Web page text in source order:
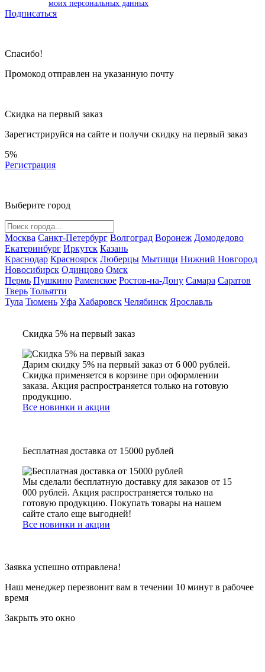
моих персональных данных
Подписаться
Спасибо!
Промокод отправлен на указанную почту
Скидка на первый заказ
Зарегистрируйся на сайте и получи скидку на первый заказ
5%
Регистрация
Выберите город
Москва Санкт-Петербург Волгоград Воронеж Домодедово
Екатеринбург Иркутск Казань
Краснодар Красноярск Люберцы Мытищи Нижний Новгород
Новосибирск Одинцово Омск
Пермь Пушкино Раменское Ростов-на-Дону Самара Саратов
Тверь Тольятти
Тула Тюмень Уфа Хабаровск Челябинск Ярославль
Скидка 5% на первый заказ
Дарим скидку 5% на первый заказ от 6 000 рублей.
Скидка применяется в корзине при оформлении
заказа. Акция распространяется только на готовую
продукцию.
Все новинки и акции
Бесплатная доставка от 15000 рублей
Мы сделали бесплатную доставку для заказов от 15
000 рублей. Акция распространяется только на
готовую продукцию. Покупать товары на нашем
сайте стало еще выгодней!
Все новинки и акции
Заявка успешно отправлена!
Наш менеджер перезвонит вам в течении 10 минут в рабочее
время
Закрыть это окно